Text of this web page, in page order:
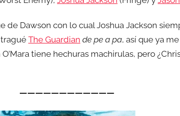
de Dawson con lo cual Joshua Jackson
The Guardian de pe a pa, así que ya
tiene hechuras machirulas, pero
————————————